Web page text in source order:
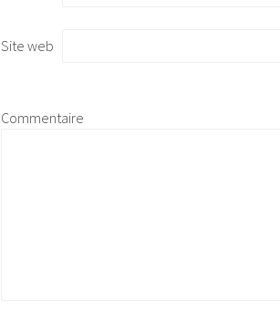
Site web
Commentaire